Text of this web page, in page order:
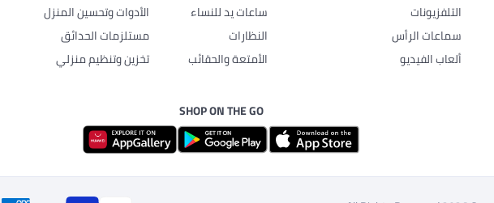
التلفزيونات
سماعات الرأس
ألعاب الفيديو
ساعات يد للنساء
النظارات
الأمتعة والحقائب
الأدوات وتحسين المنزل
مستلزمات الحدائق
تخزين وتنظيم منزلي
SHOP ON THE GO